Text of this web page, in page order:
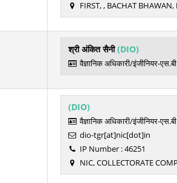
FIRST, , BACHAT
श्री अंकित सैनी(DIO)
वैज्ञानिक अधिकारी/इंजीनियर-
(DIO)
वैज्ञानिक अधिकारी/इंजीनियर-
dio-tgr[at]nic[dot]in
IP Number : 46251
NIC, COLLECTORATE